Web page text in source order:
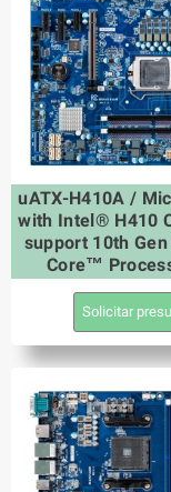
uATX-H410A /
with Intel® H410
support 10th
Core™
Solicitar